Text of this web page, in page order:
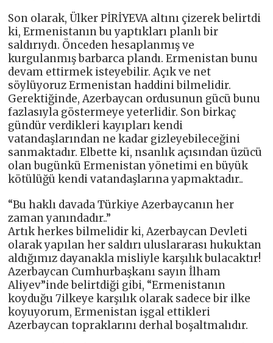
Son olarak, Ülker PİRİYEVA altını çizerek belirtdi
ki, Ermenistanın bu yaptıkları planlı bir
saldırıydı. Önceden hesaplanmış ve
kurgulanmış barbarca plandı. Ermenistan bunu
devam ettirmek isteyebilir. Açık ve net
söylüyoruz Ermenistan haddini bilmelidir.
Gerektiğinde, Azerbaycan ordusunun gücü bunu
fazlasıyla göstermeye yeterlidir. Son birkaç
gündür verdikleri kayıpları kendi
vatandaşlarından ne kadar gizleyebileceğini
sanmaktadır. Elbette ki, nsanlık açısından üzücü
olan bugünkü Ermenistan yönetimi en büyük
kötülüğü kendi vatandaşlarına yapmaktadır..
“Bu haklı davada Türkiye Azerbaycanın her
zaman yanındadır..”
Artık herkes bilmelidir ki, Azerbaycan Devleti
olarak yapılan her saldırı uluslararası hukuktan
aldığımız dayanakla misliyle karşılık bulacaktır!
Azerbaycan Cumhurbaşkanı sayın İlham
Aliyev”inde belirtdiği gibi, “Ermenistanın
koyduğu 7ilkeye karşılık olarak sadece bir ilke
koyuyorum, Ermenistan işgal ettikleri
Azerbaycan topraklarını derhal boşaltmalıdır.